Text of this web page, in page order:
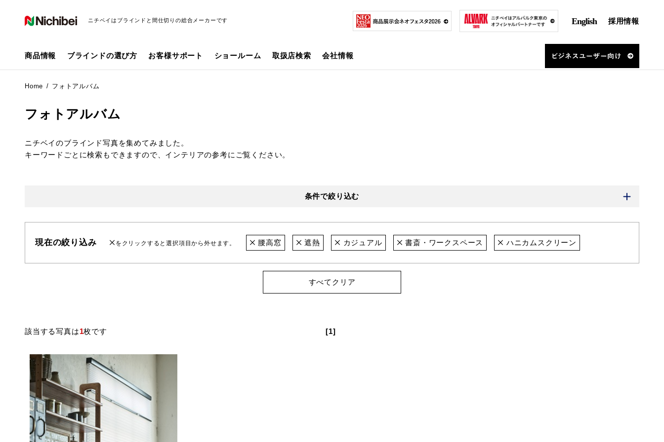
ニチベイはブラインドと間仕切りの総合メーカーです English 採用情報
商品情報 ブラインドの選び方 お客様サポート ショールーム 取扱店検索 会社情報
Home フォトアルバム
フォトアルバム
ニチベイのブラインド写真を集めてみました。
キーワードごとに検索もできますので、インテリアの参考にご覧ください。
条件で絞り込む
現在の絞り込み をクリックすると選択項目から外せます。 腰高窓 遮熱 カジュアル 書斎・ワークスペース ハニカムスクリーン
すべてクリア
該当する写真は1枚です [1]